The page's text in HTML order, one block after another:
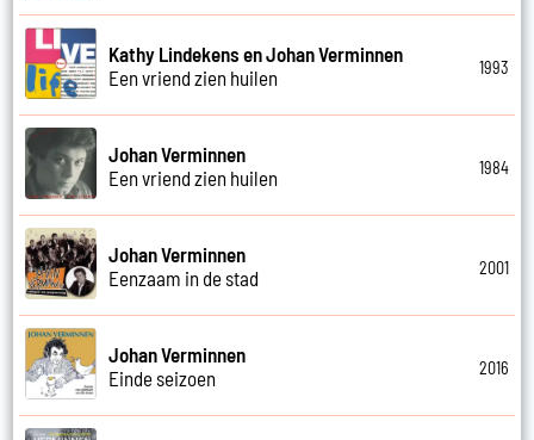
Kathy Lindekens en Johan Verminnen
Een vriend zien huilen
1993
Johan Verminnen
Een vriend zien huilen
1984
Johan Verminnen
Eenzaam in de stad
2001
Johan Verminnen
Einde seizoen
2016